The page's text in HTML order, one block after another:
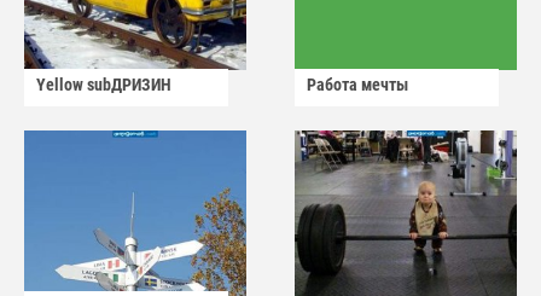
Yellow subДРИЗИН Работа мечты